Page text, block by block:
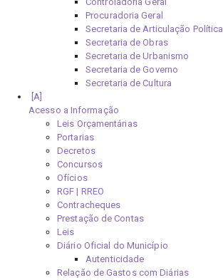
Procuradoria Geral
Secretaria de Articulação Política
Secretaria de Obras
Secretaria de Urbanismo
Secretaria de Governo
Secretaria de Cultura
Acesso a Informação
Leis Orçamentárias
Portarias
Decretos
Concursos
Ofícios
RGF | RREO
Contracheques
Prestação de Contas
Leis
Diário Oficial do Município
Autenticidade
Relação de Gastos com Diárias